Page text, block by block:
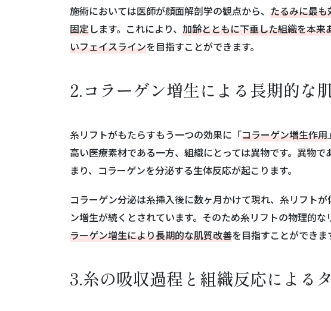
施術においては医師が顔面解剖学の観点から、 たるみに最
固定します。これにより、 加齢とともに下垂した組織を本
いフェイスラインを目指すことができます。
2.コラーゲン増生による長期的な
糸リフトがもたらすもう一つの効果に「コラーゲン増生作用
高い医療素材である一方、組織にとっては異物です。異物
まり、コラーゲンを分泌する生体反応が起こります。
コラーゲン分泌は糸挿入後に数ヶ月かけて現れ、糸リフト
ン増生が続くとされています。そのため糸リフトの物理的な
ラーゲン増生により長期的な肌質改善を目指すことができま
3.糸の吸収過程と組織反応による